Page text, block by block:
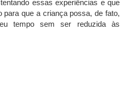
essas experiências e que
para que a criança possa, de fato,
tempo sem ser reduzida às